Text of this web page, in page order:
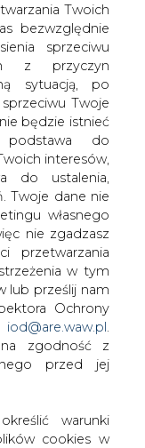
Twoich
bezwzględnie
sprzeciwu
z przyczyn
sytuacją, po
Twoje
będzie istnieć
podstawa do
interesów,
do ustalenia,
Twoje dane nie
własnego
nie zgadzasz
przetwarzania
w tym
lub prześlij nam
Ochrony
iod@are.waw.pl
zgodność z
przed jej
warunki
cookies w
nie
w sektorze
miało
rynku
dojść do
produktów
Dutch/Schell.
do
rynku paliw.
usunięcia
inteligencji.
publikacji do